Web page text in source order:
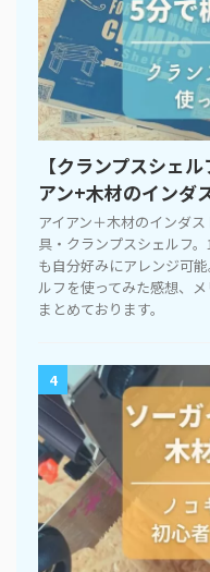
【クランプスシェ
アン+木材のインダ
アイアン＋木材のインダ
具・クランプスシェルフ
も自分好みにアレンジ可
ルフを使ってみた感想、
まとめております。
4